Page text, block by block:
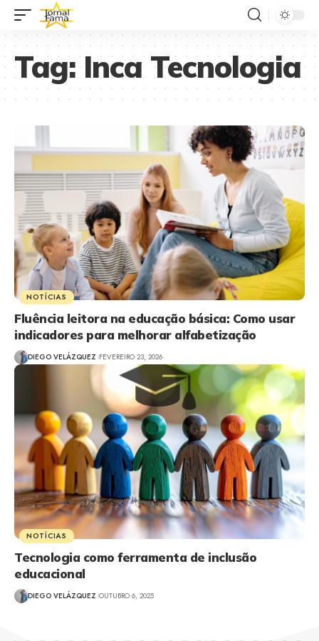
Tag:Inca Tecnologia
NOTÍCIAS
Fluência leitora na educação básica: Como usar
indicadores para melhorar alfabetização
DIEGO VELÁZQUEZ FEVEREIRO 23, 2026
NOTÍCIAS
Tecnologia como ferramenta de inclusão
educacional
DIEGO VELÁZQUEZ OUTUBRO 6, 2025